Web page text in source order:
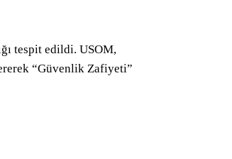
tespit edildi. USOM,
“Güvenlik Zafiyeti”